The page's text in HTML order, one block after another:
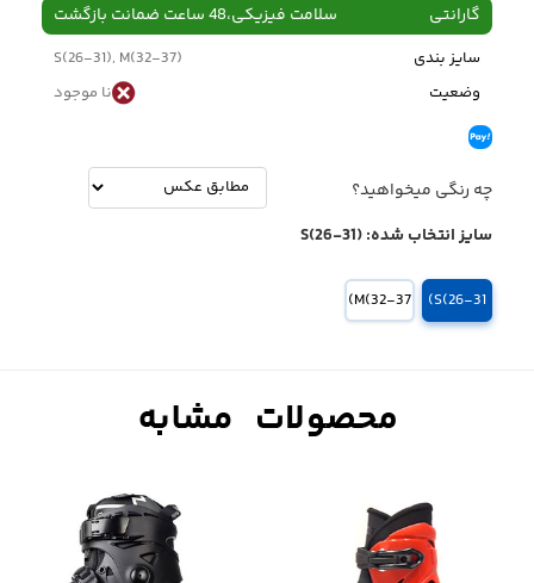
گارانتی سلامت فیزیکی،48 ساعت ضمانت بازگشت
سایز بندی
S(26-31), M(32-37)
وضعیت
نا موجود
چه رنگی میخواهید؟
سایز انتخاب شده:S(26-31)
S(26-31)
M(32-37)